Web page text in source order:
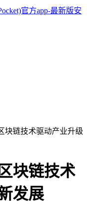
块链技术驱动产业升级
块链技术
发展